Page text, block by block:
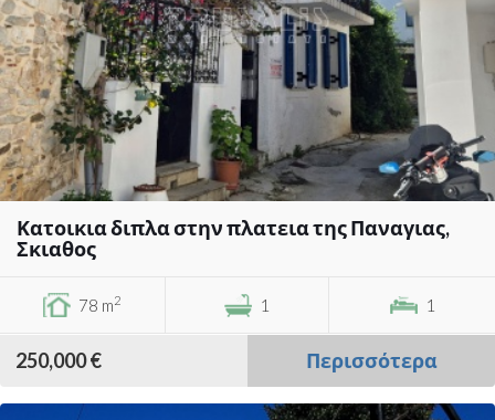
Κατοικια διπλα στην πλατεια της Παναγιας,
Σκιαθος
78 m2 1 1
250,000 € Περισσότερα